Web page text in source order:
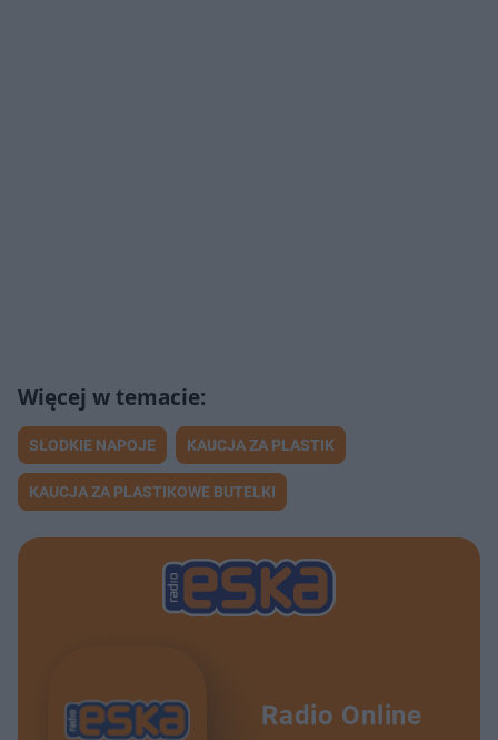
SŁODKIE NAPOJE KAUCJA ZA PLASTIK
KAUCJA ZA PLASTIKOWE BUTELKI
Radio Online